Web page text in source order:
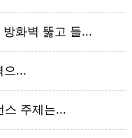
화벽 뚫고 들...
으...
스 주제는...